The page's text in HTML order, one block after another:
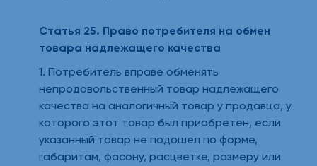
Статья 25. Право потребителя на обмен
товара надлежащего качества
1. Потребитель вправе обменять
непродовольственный товар надлежащего
качества на аналогичный товар у продавца, у
которого этот товар был приобретен, если
указанный товар не подошел по форме,
габаритам, фасону, расцветке, размеру или